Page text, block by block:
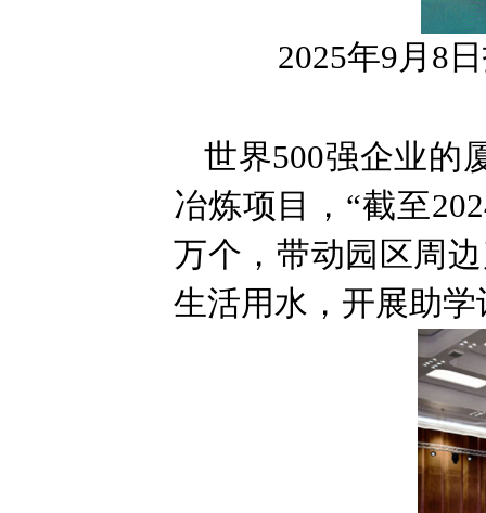
2025年9月8日
世界500强企业的
冶炼项目，“截至
万个，带动园区周
生活用水，开展助